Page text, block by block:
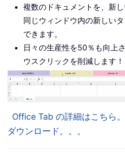
複数のドキュメントを、新し
同じウィンドウ内の新しい
できます。
日々の生産性を50％も向上
ウスクリックを削減します！
Office Tab の詳細はこちら。
ダウンロード。。。